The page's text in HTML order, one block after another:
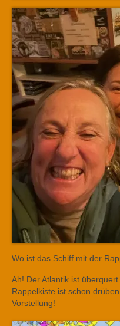
Wo ist das Schiff mit der
Ah! Der Atlantik ist
Rappelkiste ist schon
Vorstellung!